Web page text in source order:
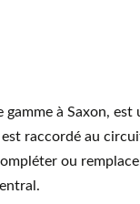
à Saxon, est
raccordé au
ou